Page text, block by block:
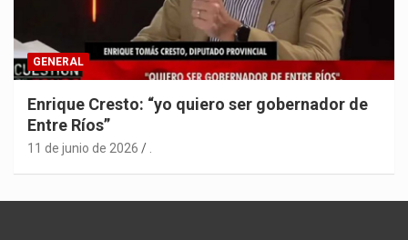
GENERAL
Enrique Cresto: “yo quiero ser gobernador de
Entre Ríos”
11 de junio de 2026